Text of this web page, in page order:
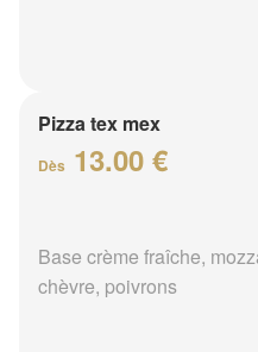
Pizza tex mex
Dès 13.00 €
Base crème fraîche,
chèvre, poivrons